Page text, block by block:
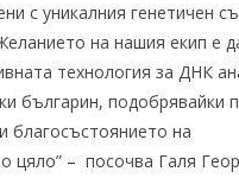
с уникалния генетичен
на нашия екип е
технология за ДНК
българин, подобрявайки
благосъстоянието на
цяло” – посочва Галя